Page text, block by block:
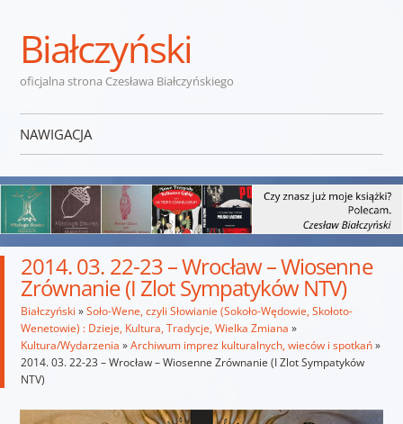
Białczyński
oficjalna strona Czesława Białczyńskiego
NAWIGACJA
2014. 03. 22-23 – Wrocław – Wiosenne
Zrównanie (I Zlot Sympatyków NTV)
Białczyński »Soło-Wene, czyli Słowianie (Sokoło-Wędowie, Skołoto-
Wenetowie) : Dzieje, Kultura, Tradycje, Wielka Zmiana »
Kultura/Wydarzenia »Archiwum imprez kulturalnych, wieców i spotkań»
2014. 03. 22-23 – Wrocław – Wiosenne Zrównanie (I Zlot Sympatyków
NTV)